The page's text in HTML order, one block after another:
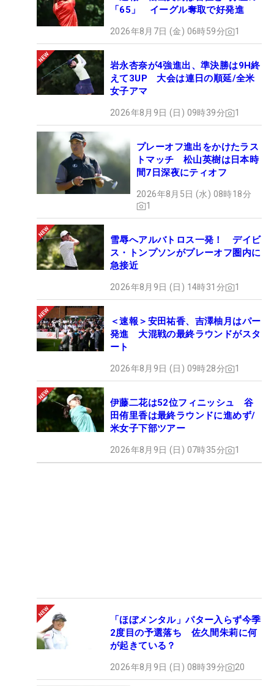
「65」 イーグル奪取で好発進
2026年8月7日 (金) 06時59分 1
岩永杏奈が4強進出、準決勝は9H終
えて3UP 大会は連日の順延/全米
女子アマ
2026年8月9日 (日) 09時39分 1
プレーオフ進出をかけたラス
トマッチ 松山英樹は日本時
間7日深夜にティオフ
2026年8月5日 (水) 08時18分
1
雪辱へアルバトロス一発！ デイビ
ス・トンプソンがプレーオフ圏内に
急接近
2026年8月9日 (日) 14時31分 1
＜速報＞安田祐香、吉澤柚月はパー
発進 大混戦の最終ラウンドがスタ
ート
2026年8月9日 (日) 09時28分 1
伊藤二花は52位フィニッシュ 谷
田侑里香は最終ラウンドに進めず/
米女子下部ツアー
2026年8月9日 (日) 07時35分 1
「ほぼメンタル」パター入らず今季
2度目の予選落ち 佐久間朱莉に何
が起きている？
2026年8月9日 (日) 08時39分 20